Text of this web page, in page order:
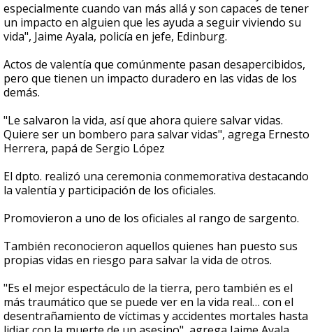
especialmente cuando van más allá y son capaces de tener
un impacto en alguien que les ayuda a seguir viviendo su
vida", Jaime Ayala, policía en jefe, Edinburg.
Actos de valentía que comúnmente pasan desapercibidos,
pero que tienen un impacto duradero en las vidas de los
demás.
"Le salvaron la vida, así que ahora quiere salvar vidas.
Quiere ser un bombero para salvar vidas", agrega Ernesto
Herrera, papá de Sergio López
El dpto. realizó una ceremonia conmemorativa destacando
la valentía y participación de los oficiales.
Promovieron a uno de los oficiales al rango de sargento.
También reconocieron aquellos quienes han puesto sus
propias vidas en riesgo para salvar la vida de otros.
"Es el mejor espectáculo de la tierra, pero también es el
más traumático que se puede ver en la vida real… con el
desentrañamiento de víctimas y accidentes mortales hasta